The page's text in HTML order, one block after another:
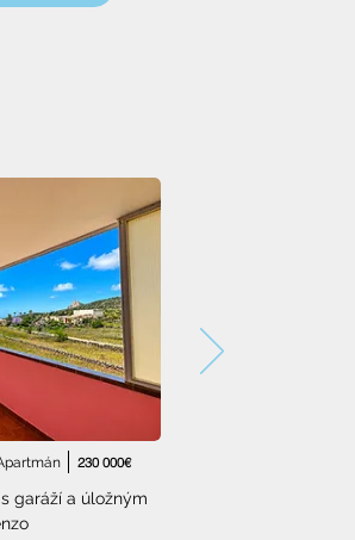
230 000€
garáží a úložným